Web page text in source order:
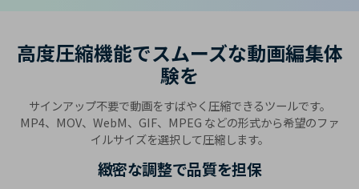
高度圧縮機能でスムーズな動画編集体
験を
サインアップ不要で動画をすばやく圧縮できるツールです。
MP4、MOV、WebM、GIF、MPEG などの形式から希望のファ
イルサイズを選択して圧縮します。
緻密な調整で品質を担保